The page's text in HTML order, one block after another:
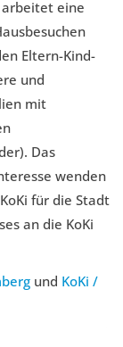
eine
Eltern-Kind-
und
mit
Das
wenden
für die Stadt
an die KoKi
und KoKi /